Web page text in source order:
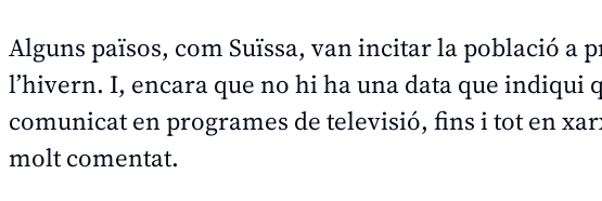
Alguns països, com Suïssa, van incitar la població a
l’hivern. I, encara que no hi ha una data que indiqui
comunicat en programes de televisió, fins i tot en
molt comentat.